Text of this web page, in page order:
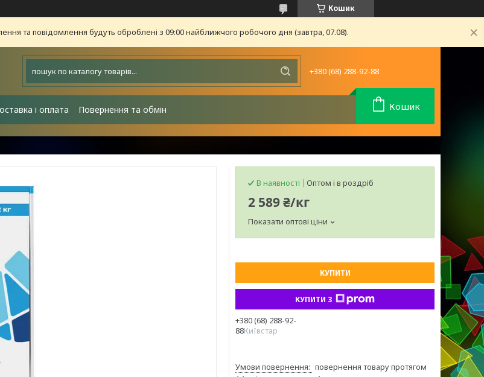
Кошик
та повідомлення будуть оброблені з 09:00 найближчого робочого дня (завтра, 07.08).
+380 (68) 288-92-88
і оплата Повернення та обмін Кошик
В наявності Оптом і в роздріб
2 589 ₴/кг
Показати оптові ціни
КУПИТИ
КУПИТИ З
+380 (68) 288-92-
88Київстар
повернення товару протягом